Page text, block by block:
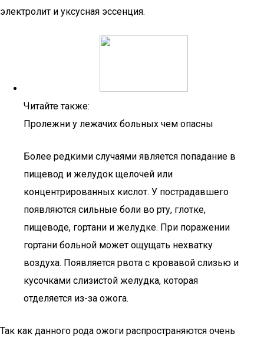
электролит и уксусная эссенция.
Читайте также:
Пролежни у лежачих больных чем опасны
Более редкими случаями является попадание в
пищевод и желудок щелочей или
концентрированных кислот. У пострадавшего
появляются сильные боли во рту, глотке,
пищеводе, гортани и желудке. При поражении
гортани больной может ощущать нехватку
воздуха. Появляется рвота с кровавой слизью и
кусочками слизистой желудка, которая
отделяется из-за ожога.
Так как данного рода ожоги распространяются очень